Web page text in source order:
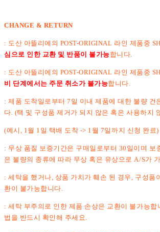
CHANGE & RETURN
: 도산 아뜰리에의 POST-ORIGINAL 라인 제품중
심으로 인한 교환 및 반품이 불가능합니다.
: 도산 아뜰리에의 POST-ORIGINAL 라인 제품중
비 단계에서는 주문 취소가 불가능합니다.
: 제품 도착일로부터 7일 이내 제품에 대한 불량 건
다. (택 및 구성품 제거가 되지 않은 혹은 사용하지
(예시, 1월 1일 택배 도착 -> 1월 7일까지 신청 완료)
: 무상 품질 보증기간은 구매일로부터 30일이며 보
은 불량의 종류에 따라 무상 혹은 유상으로 A/S가
: 세탁을 했거나, 상품 가치가 훼손 된 경우, 구성품
환이 불가능합니다.
: 세탁 부주의로 인한 제품 손상은 교환이 불가능합
법을 반드시 확인해 주세요.